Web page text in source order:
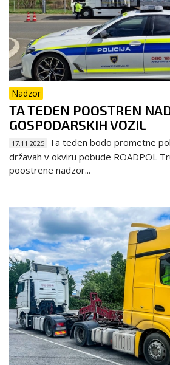
Nadzor
TA TEDEN POOSTREN
GOSPODARSKIH VOZIL
17.11.2025 Ta teden bodo prometne
državah v okviru pobude ROADPOL
poostrene nadzor...